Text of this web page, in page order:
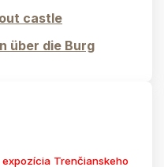
castle
über die Burg
Trenčianskeho